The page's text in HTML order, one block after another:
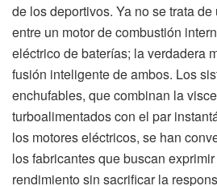
de los deportivos. Ya no se trata
entre un motor de combustión
eléctrico de baterías; la verdadera
fusión inteligente de ambos. Los
enchufables, que combinan la
turboalimentados con el par
los motores eléctricos, se han
los fabricantes que buscan
rendimiento sin sacrificar la